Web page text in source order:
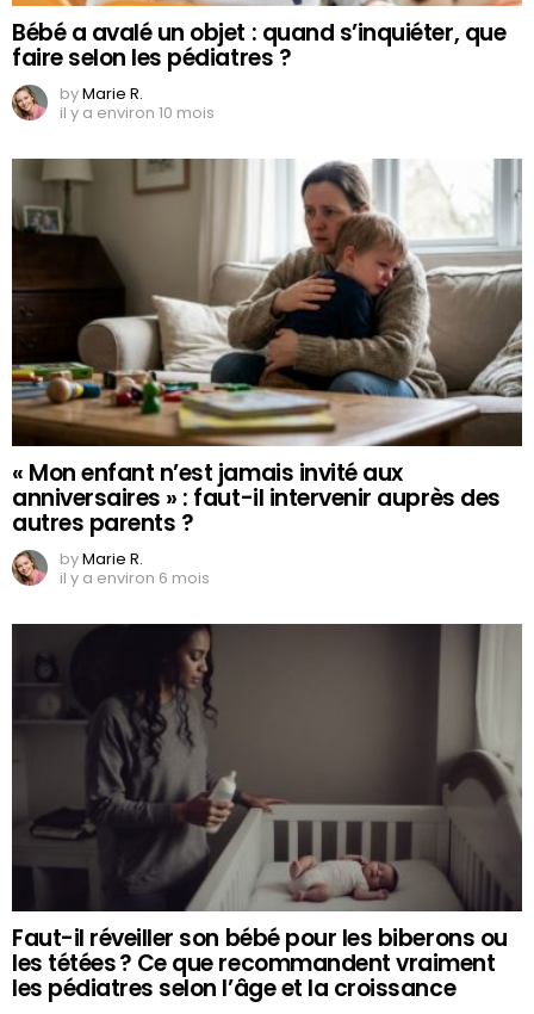
Bébé a avalé un objet : quand s’inquiéter, que
faire selon les pédiatres ?
byMarie R.
il y a environ 10 mois
« Mon enfant n’est jamais invité aux
anniversaires » : faut-il intervenir auprès des
autres parents ?
byMarie R.
il y a environ 6 mois
Faut-il réveiller son bébé pour les biberons ou
les tétées ? Ce que recommandent vraiment
les pédiatres selon l’âge et la croissance